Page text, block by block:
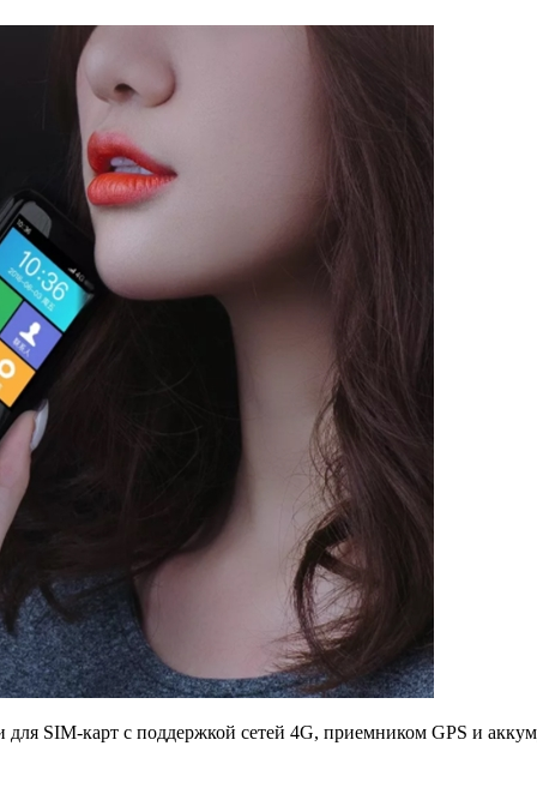
SIM-карт с поддержкой сетей 4G, приемником GPS и